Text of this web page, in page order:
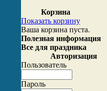
Корзина
Показать корзину
Ваша корзина пуста.
Полезная информация
Все для праздника
Авторизация
Пользователь
Пароль